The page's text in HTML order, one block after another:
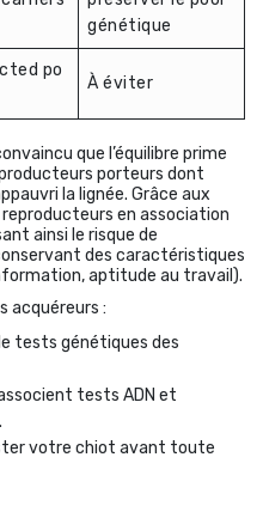
génétique
po
À éviter
que l’équilibre prime
porteurs dont
la lignée. Grâce aux
en association
ainsi le risque de
des caractéristiques
aptitude au travail).
acquéreurs :
tests génétiques des
tests ADN et
votre chiot avant toute